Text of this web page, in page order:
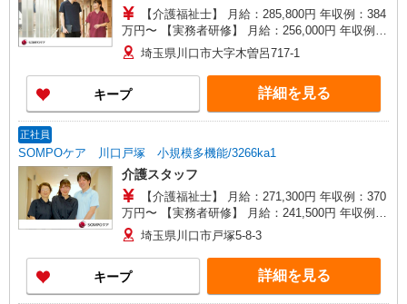
【介護福祉士】 月給：285,800円 年収例：384
万円〜 【実務者研修】 月給：256,000円 年収例：
345万円〜 【初任者研修・無資格】 月給：
247,200円 年収例：334万円〜 ※職務手当、働き
がい向上手当、日祝手当（月平均2回分）、夜勤手
当（月平均5回分）等、毎月平均的に支払われる手
当を含みます。 ※介護福祉士のみ、特別職務手当
分〜） ◎賞与 基本給2.08ヶ月分/年支給
埼玉県川口市大字木曽呂717-1
キープ 詳細を見る
正社員
SOMPOケア 川口戸塚 小規模多機能/3266ka1
介護スタッフ
【介護福祉士】 月給：271,300円 年収例：370
万円〜 【実務者研修】 月給：241,500円 年収例：
330万円〜 【初任者研修】 月給：232,700円 年収
例：320万円〜 ※職務手当、働きがい向上手当、
日祝手当（月平均2回分）、夜勤手当（月平均5回
分）等、毎月平均的に支払われる手当を含みま
す。 ※介護福祉士のみ、特別職務手当も含む ◎オ
埼玉県川口市戸塚5-8-3
キープ 詳細を見る